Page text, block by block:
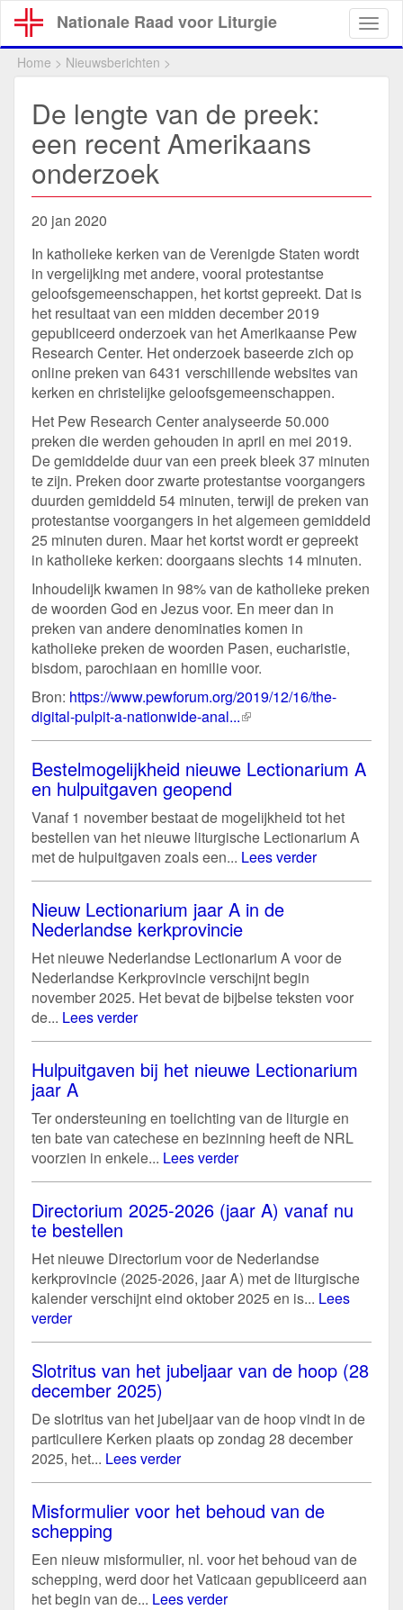
Overslaan
en
naar
Nationale Raad voor Liturgie
Home > Nieuwsberichten >
De lengte van de preek:
een recent Amerikaans
onderzoek
20 jan 2020
In katholieke kerken van de Verenigde Staten wordt
in vergelijking met andere, vooral protestantse
geloofsgemeenschappen, het kortst gepreekt. Dat is
het resultaat van een midden december 2019
gepubliceerd onderzoek van het Amerikaanse Pew
Research Center. Het onderzoek baseerde zich op
online preken van 6431 verschillende websites van
kerken en christelijke geloofsgemeenschappen.
Het Pew Research Center analyseerde 50.000
preken die werden gehouden in april en mei 2019.
De gemiddelde duur van een preek bleek 37 minuten
te zijn. Preken door zwarte protestantse voorgangers
duurden gemiddeld 54 minuten, terwijl de preken van
protestantse voorgangers in het algemeen gemiddeld
25 minuten duren. Maar het kortst wordt er gepreekt
in katholieke kerken: doorgaans slechts 14 minuten.
Inhoudelijk kwamen in 98% van de katholieke preken
de woorden God en Jezus voor. En meer dan in
preken van andere denominaties komen in
katholieke preken de woorden Pasen, eucharistie,
bisdom, parochiaan en homilie voor.
Bron: https://www.pewforum.org/2019/12/16/the-
digital-pulpit-a-nationwide-anal...(externe
link)
Bestelmogelijkheid nieuwe Lectionarium A
en hulpuitgaven geopend
Vanaf 1 november bestaat de mogelijkheid tot het
bestellen van het nieuwe liturgische Lectionarium A
met de hulpuitgaven zoals een... Lees verder
Nieuw Lectionarium jaar A in de
Nederlandse kerkprovincie
Het nieuwe Nederlandse Lectionarium A voor de
Nederlandse Kerkprovincie verschijnt begin
november 2025. Het bevat de bijbelse teksten voor
de... Lees verder
Hulpuitgaven bij het nieuwe Lectionarium
jaar A
Ter ondersteuning en toelichting van de liturgie en
ten bate van catechese en bezinning heeft de NRL
voorzien in enkele... Lees verder
Directorium 2025-2026 (jaar A) vanaf nu
te bestellen
Het nieuwe Directorium voor de Nederlandse
kerkprovincie (2025-2026, jaar A) met de liturgische
kalender verschijnt eind oktober 2025 en is... Lees
verder
Slotritus van het jubeljaar van de hoop (28
december 2025)
De slotritus van het jubeljaar van de hoop vindt in de
particuliere Kerken plaats op zondag 28 december
2025, het... Lees verder
Misformulier voor het behoud van de
schepping
Een nieuw misformulier, nl. voor het behoud van de
schepping, werd door het Vaticaan gepubliceerd aan
het begin van de... Lees verder